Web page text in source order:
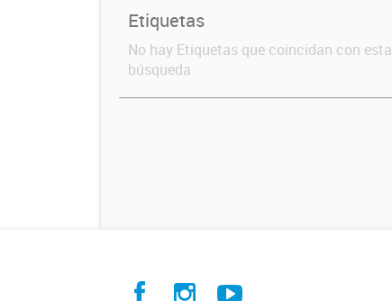
Etiquetas
No hay Etiquetas que coincidan con esta
búsqueda